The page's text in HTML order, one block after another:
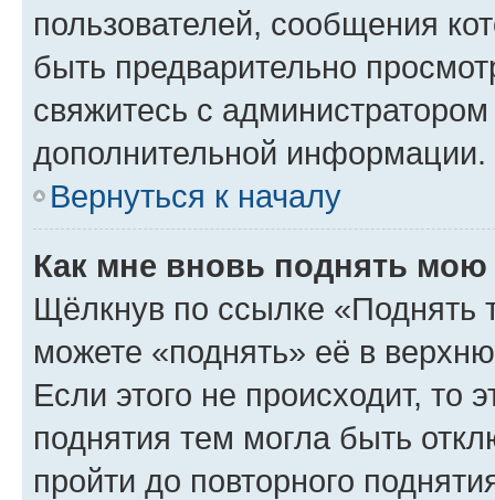
пользователей, сообщения
быть предварительно
свяжитесь с
дополнительной информации.
Вернуться к началу
Как мне вновь поднять мою
Щёлкнув по ссылке «Поднять
можете «поднять» её в
Если этого не происходит, то
поднятия тем могла быть
пройти до повторного